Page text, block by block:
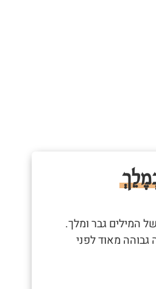
המילים גבר ומלך.
גבוהה מאוד לפני